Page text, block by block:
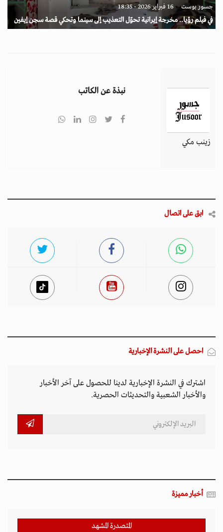
جسور بوست 16 فبراير 2026 - 18:35
في فيلم رؤيا.. مخرجة إيرانية تحوّل التعذيب إلى سينما وتحكي قصة سجن إيفين
زينب مكي
نبذة عن الكاتب
ابق على اتصال
احصل على النشرة الإخبارية
اشترك في النشرة الإخبارية لدينا للحصول على آخر الأخبار
والأخبار الشعبية والتحديثات الحصرية.
أخبار مميزة
المتصدرة المشهد